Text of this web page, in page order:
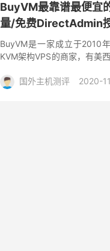
BuyVM最靠谱最便宜
量/免费DirectAdmin
BuyVM是一家成立于2010
KVM架构VPS的商家，有美
国外主机测评
2020-